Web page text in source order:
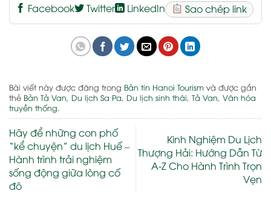
Facebook
Twitter LinkedIn Sao chép link
Bài viết này được đăng trong Bản tin Hanoi Tourism và được gắn
thẻ Bản Tả Van, Du lịch Sa Pa, Du lịch sinh thái, Tả Van, Văn hóa
truyền thống.
Hãy để những con phố
“kể chuyện” du lịch Huế –
Hành trình trải nghiệm
sống động giữa lòng cố
đô
Kinh Nghiệm Du Lịch
Thượng Hải: Hướng Dẫn Từ
A-Z Cho Hành Trình Trọn
Vẹn